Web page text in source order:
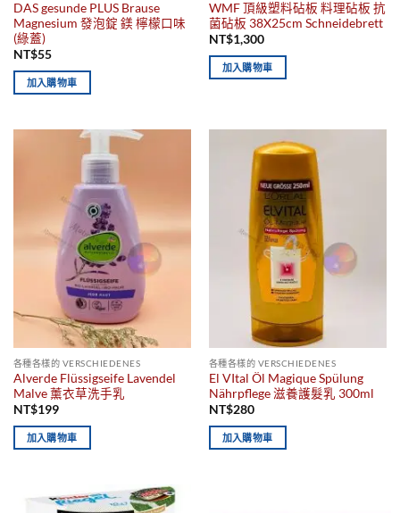
DAS gesunde PLUS Brause
Magnesium 發泡錠 鎂 檸檬口味
(綠蓋)
NT$55
加入購物車
WMF 頂級塑料砧板 料理砧板 抗
菌砧板 38X25cm Schneidebrett
NT$1,300
加入購物車
各種各樣的 VERSCHIEDENES
Alverde Flüssigseife Lavendel
Malve 薰衣草洗手乳
NT$199
加入購物車
各種各樣的 VERSCHIEDENES
El VItal Öl Magique Spülung
Nährpflege 滋養護髮乳 300ml
NT$280
加入購物車